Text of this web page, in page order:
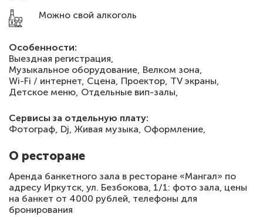
Можно свой алкоголь
Особенности:
Выездная регистрация,
Музыкальное оборудование, Велком зона,
Wi-Fi / интернет, Сцена, Проектор, TV экраны,
Детское меню, Отдельные вип-залы,
Сервисы за отдельную плату:
Фотограф, Dj, Живая музыка, Оформление,
О ресторане
Аренда банкетного зала в ресторане «Мангал» по
адресу Иркутск, ул. Безбокова, 1/1: фото зала, цены
на банкет от 4000 рублей, телефоны для
бронирования